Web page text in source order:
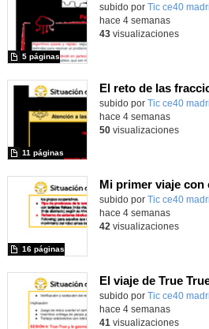
subido por Tic ce40
5 páginas
hace 4 semanas
43visualizaciones
El reto de las
subido por Tic ce40
11 páginas
hace 4 semanas
50visualizaciones
subido por Tic ce40
16 páginas
hace 4 semanas
42 visualizaciones
El viaje de True
subido por Tic ce40
hace 4 semanas
41 visualizaciones